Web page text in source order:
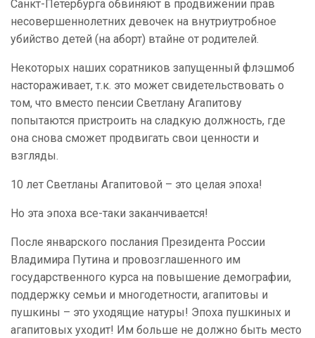
Санкт-Петербурга обвиняют в продвижении прав
несовершеннолетних девочек на внутриутробное
убийство детей (на аборт) втайне от родителей.
Некоторых наших соратников запущенный флэшмоб
настораживает, т.к. это может свидетельствовать о
том, что вместо пенсии Светлану Агапитову
попытаются пристроить на сладкую должность, где
она снова сможет продвигать свои ценности и
взгляды.
10 лет Светланы Агапитовой – это целая эпоха!
Но эта эпоха все-таки заканчивается!
После январского послания Президента России
Владимира Путина и провозглашенного им
государственного курса на повышение демографии,
поддержку семьи и многодетности, агапитовы и
пушкины – это уходящие натуры! Эпоха пушкиных и
агапитовых уходит! Им больше не должно быть место